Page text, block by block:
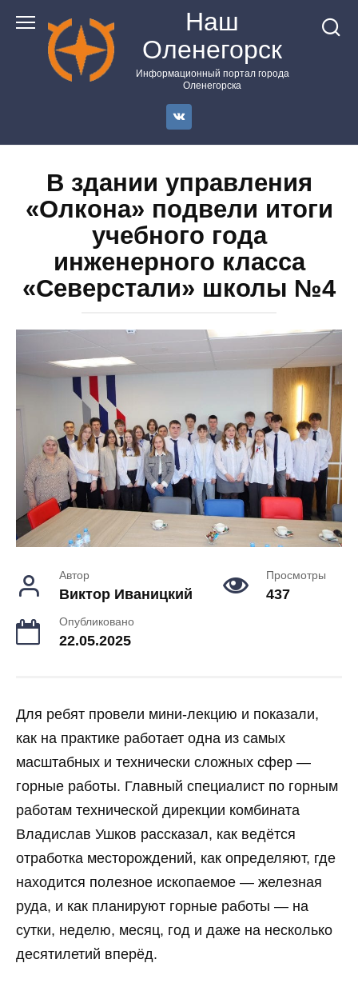
контенту
Наш
Оленегорск
Информационный портал города
Оленегорска
В здании управления
«Олкона» подвели итоги
учебного года
инженерного класса
«Северстали» школы №4
Автор
Виктор Иваницкий
Просмотры
437
Опубликовано
22.05.2025
Для ребят провели мини-лекцию и показали,
как на практике работает одна из самых
масштабных и технически сложных сфер —
горные работы. Главный специалист по горным
работам технической дирекции комбината
Владислав Ушков рассказал, как ведётся
отработка месторождений, как определяют, где
находится полезное ископаемое — железная
руда, и как планируют горные работы — на
сутки, неделю, месяц, год и даже на несколько
десятилетий вперёд.